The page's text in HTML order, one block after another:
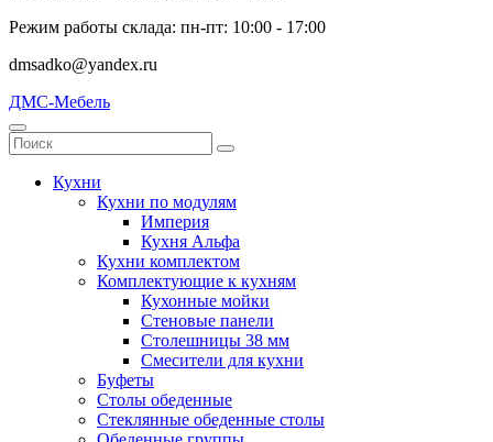
Режим работы склада: пн-пт: 10:00 - 17:00
dmsadko@yandex.ru
ДМС-Мебель
Кухни
Кухни по модулям
Империя
Кухня Альфа
Кухни комплектом
Комплектующие к кухням
Кухонные мойки
Стеновые панели
Столешницы 38 мм
Смесители для кухни
Буфеты
Столы обеденные
Стеклянные обеденные столы